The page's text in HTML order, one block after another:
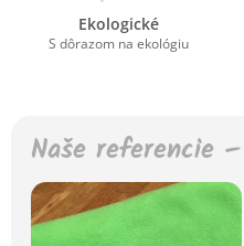
Ekologické
S dôrazom na ekológiu
Naše referencie